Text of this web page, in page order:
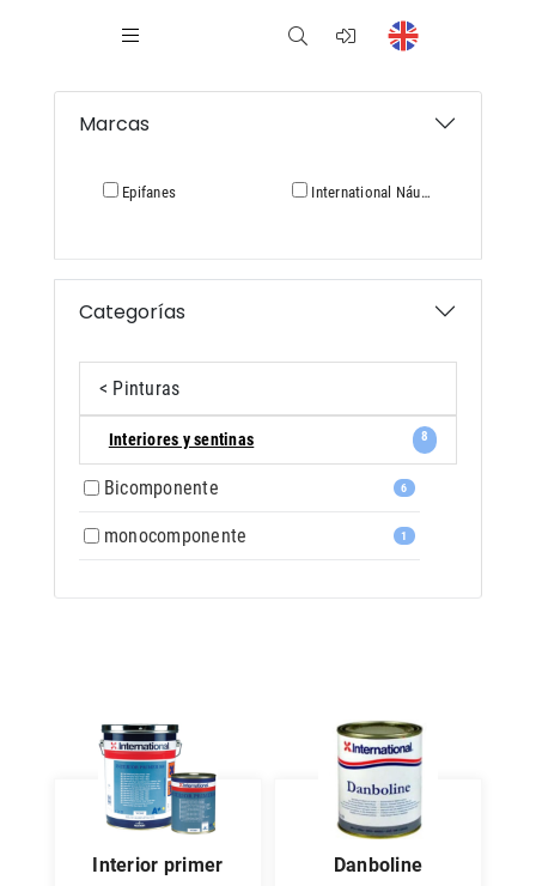
Marcas
Epifanes International Náutica
Categorías
< Pinturas
Interiores y sentinas 8
Bicomponente 6
monocomponente 1
interior primer
danboline